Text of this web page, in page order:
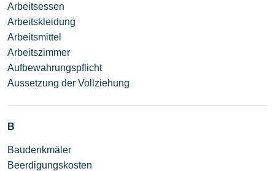
Arbeitsessen
Arbeitskleidung
Arbeitsmittel
Arbeitszimmer
Aufbewahrungspflicht
Aussetzung der Vollziehung
B
Baudenkmäler
Beerdigungskosten